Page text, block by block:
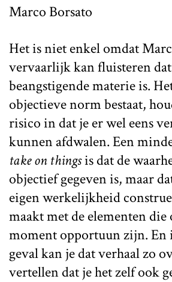
Marco Borsato
Het is niet enkel omdat
vervaarlijk kan fluisteren dat
beangstigende materie is.
objectieve norm bestaat,
risico in dat je er wel eens
kunnen afdwalen. Een
take on thingsis dat de
objectief gegeven is, maar
eigen werkelijkheid
maakt met de elementen die
moment opportuun zijn. En
geval kan je dat verhaal zo
vertellen dat je het zelf ook